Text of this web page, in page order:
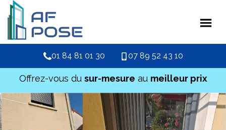
01 84 81 01 30 07 89 52 43 10
Offrez-vous du sur-mesure au meilleur prix